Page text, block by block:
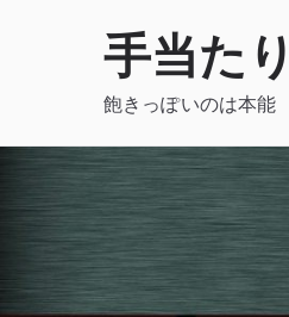
手当た
飽きっぽいのは本能